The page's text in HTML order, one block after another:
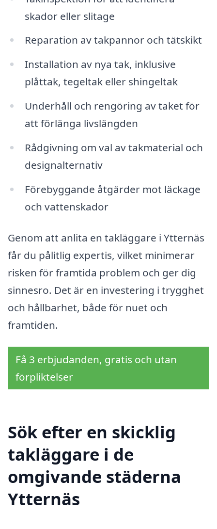
skador eller slitage
Reparation av takpannor och tätskikt
Installation av nya tak, inklusive
plåttak, tegeltak eller shingeltak
Underhåll och rengöring av taket för
att förlänga livslängden
Rådgivning om val av takmaterial och
designalternativ
Förebyggande åtgärder mot läckage
och vattenskador
Genom att anlita en takläggare i Ytternäs
får du pålitlig expertis, vilket minimerar
risken för framtida problem och ger dig
sinnesro. Det är en investering i trygghet
och hållbarhet, både för nuet och
framtiden.
Få 3 erbjudanden, gratis och utan
förpliktelser
Sök efter en skicklig
takläggare i de
omgivande städerna
Ytternäs